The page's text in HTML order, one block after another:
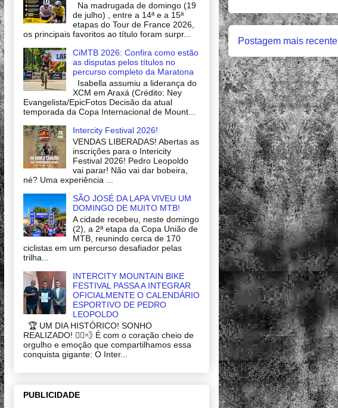
Postagem mais recente
Na madrugada de domingo (19
de julho) , entre a 14ª e a 15ª
etapas do Tour de France 2026,
os principais favoritos ao título foram surpr...
CiMTB 2026: Confira como estão
as disputas pelos títulos no
percurso completo da Maratona
Isabella assumiu a liderança do
XCM em Araxá (Crédito: Ney
Evangelista/EpicFotos Decisão da atual
temporada da Copa Internacional de Mount...
Intercity Festival 2026!
VENDAS LIBERADAS! Abertas as
inscrições para o Intericity
Festival 2026! Pedro Leopoldo
vai parar! Não vai dar bobeira,
né? Uma experiência ...
SÃO JOSÉ DA LAPA VIVEU UM
DOMINGO DE MUITO MTB!
A cidade recebeu, neste domingo
(2), a 2ª etapa da Copa União de
MTB, reunindo cerca de 170
ciclistas em um percurso desafiador pelas
trilha...
INTERCITY MOUNTAIN BIKE
FESTIVAL PASSA A INTEGRAR
OFICIALMENTE O CALENDÁRIO
ESPORTIVO DE PEDRO
LEOPOLDO
🏆 UM DIA HISTÓRICO! SONHO
REALIZADO! 🚴‍♂️💨 É com o coração cheio de
orgulho e emoção que compartilhamos essa
conquista gigante: O Inter...
PUBLICIDADE